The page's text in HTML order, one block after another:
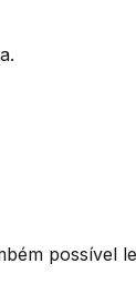
possível